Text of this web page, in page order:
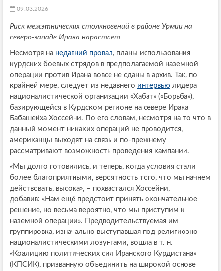
09.03.2026
Риск межэтнических столкновений в районе Урмии на
северо-западе Ирана нарастает
Несмотря на недавний провал, планы использования
курдских боевых отрядов в предполагаемой наземной
операции против Ирана вовсе не сданы в архив. Так, по
крайней мере, следует из недавнего интервью лидера
националистической организации «Хабат» («Борьба»),
базирующейся в Курдском регионе на севере Ирака
Бабашейха Хоссейни. По его словам, несмотря на то что в
данный момент никаких операций не проводится,
американцы выходят на связь и по-прежнему
рассматривают возможность проведения кампании.
«Мы долго готовились, и теперь, когда условия стали
более благоприятными, вероятность того, что мы начнем
действовать, высока», – похвастался Хоссейни,
добавив: «Нам ещё предстоит принять окончательное
решение, но весьма вероятно, что мы приступим к
наземной операции». Предводительствуемая им
группировка, изначально выступавшая под религиозно-
националистическими лозунгами, вошла в т. н.
«Коалицию политических сил Иранского Курдистана»
(КПСИК), призванную объединить на широкой основе